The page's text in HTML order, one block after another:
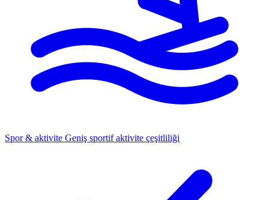
Spor & aktivite Geniş sportif aktivite çeşitliliği